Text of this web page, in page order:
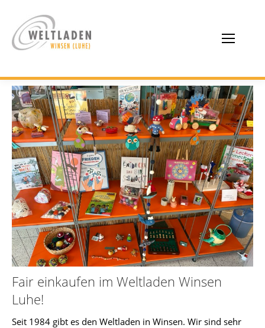
Fair einkaufen im Weltladen Winsen
Luhe!
Seit 1984 gibt es den Weltladen in Winsen. Wir sind sehr